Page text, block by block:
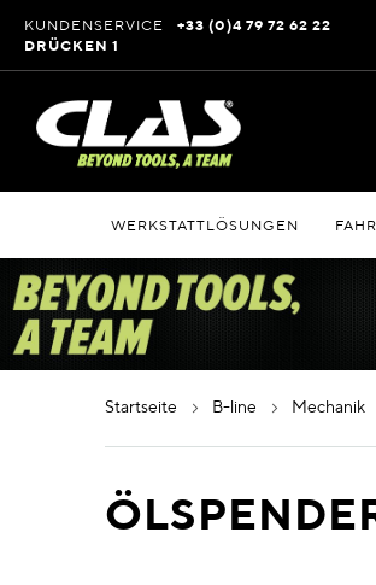
Inhalt
springen
KUNDENSERVICE
+33 (0)4 79 72 62 22
DRÜCKEN 1
WERKSTATTLÖSUNGEN
startseite b-line mechanik